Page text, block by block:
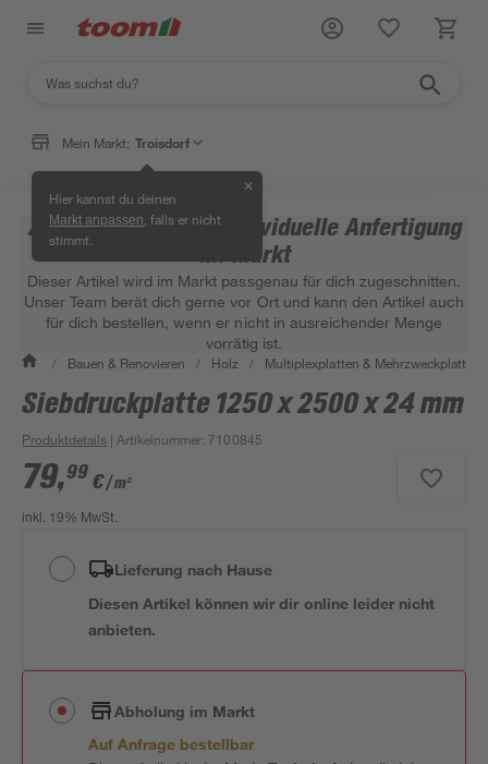
Mein Markt: Troisdorf
Hier kannst du deinen
Markt anpassen , falls er nicht
stimmt.
✕
Zuschnittsartikel – individuelle Anfertigung
im Markt
Dieser Artikel wird im Markt passgenau für dich zugeschnitten.
Unser Team berät dich gerne vor Ort und kann den Artikel auch
für dich bestellen, wenn er nicht in ausreichender Menge
vorrätig ist.
/ Bauen & Renovieren / Holz / Multiplexplatten & Mehrzweckplatten
Siebdruckplatte 1250 x 2500 x 24 mm
Produktdetails | Artikelnummer: 7100845
79,99 €/ m²
inkl. 19% MwSt.
Lieferung nach Hause
Diesen Artikel können wir dir online leider nicht
anbieten.
Abholung im Markt
Auf Anfrage bestellbar